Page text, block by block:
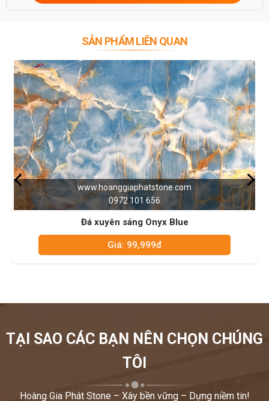
SẢN PHẨM LIÊN QUAN
www.hoanggiaphatstone.com
0972 101 656
Đá xuyên sáng Onyx Blue
TẠI SAO CÁC BẠN NÊN CHỌN CHÚNG
TÔI
Hoàng Gia Phát Stone – Xây bền vững – Dựng niềm tin!